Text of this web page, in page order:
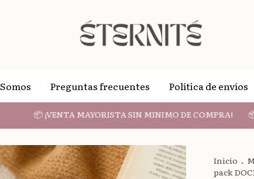
Preguntas frecuentes Política de envíos
📦 ¡VENTA MAYORISTA SIN MINIMO DE COMPRA! 📦
Inicio .
pack